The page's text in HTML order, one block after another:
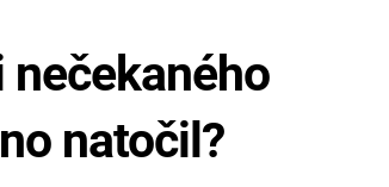
natočil?